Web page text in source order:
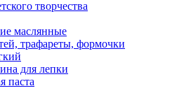
творчества
маслянные
трафареты, формочки
для лепки
паста